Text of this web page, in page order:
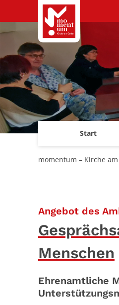
Zum Inhalt springen
Start
momentum – Kirche
Angebot des
Menschen
Ehrenamtliche